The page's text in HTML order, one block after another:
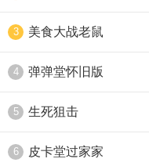
3 美食大战老鼠
4 弹弹堂怀旧版
5 生死狙击
6 皮卡堂过家家